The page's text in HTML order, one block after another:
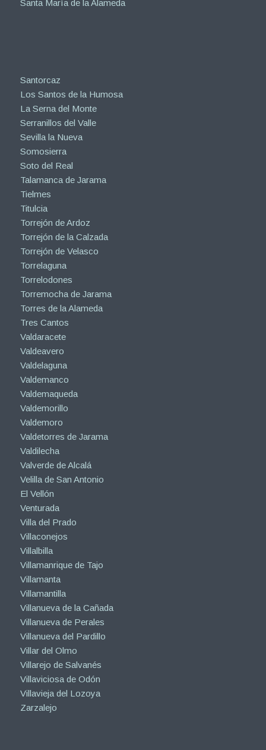
Santa María de la Alameda
Santorcaz
Los Santos de la Humosa
La Serna del Monte
Serranillos del Valle
Sevilla la Nueva
Somosierra
Soto del Real
Talamanca de Jarama
Tielmes
Titulcia
Torrejón de Ardoz
Torrejón de la Calzada
Torrejón de Velasco
Torrelaguna
Torrelodones
Torremocha de Jarama
Torres de la Alameda
Tres Cantos
Valdaracete
Valdeavero
Valdelaguna
Valdemanco
Valdemaqueda
Valdemorillo
Valdemoro
Valdetorres de Jarama
Valdilecha
Valverde de Alcalá
Velilla de San Antonio
El Vellón
Venturada
Villa del Prado
Villaconejos
Villalbilla
Villamanrique de Tajo
Villamanta
Villamantilla
Villanueva de la Cañada
Villanueva de Perales
Villanueva del Pardillo
Villar del Olmo
Villarejo de Salvanés
Villaviciosa de Odón
Villavieja del Lozoya
Zarzalejo